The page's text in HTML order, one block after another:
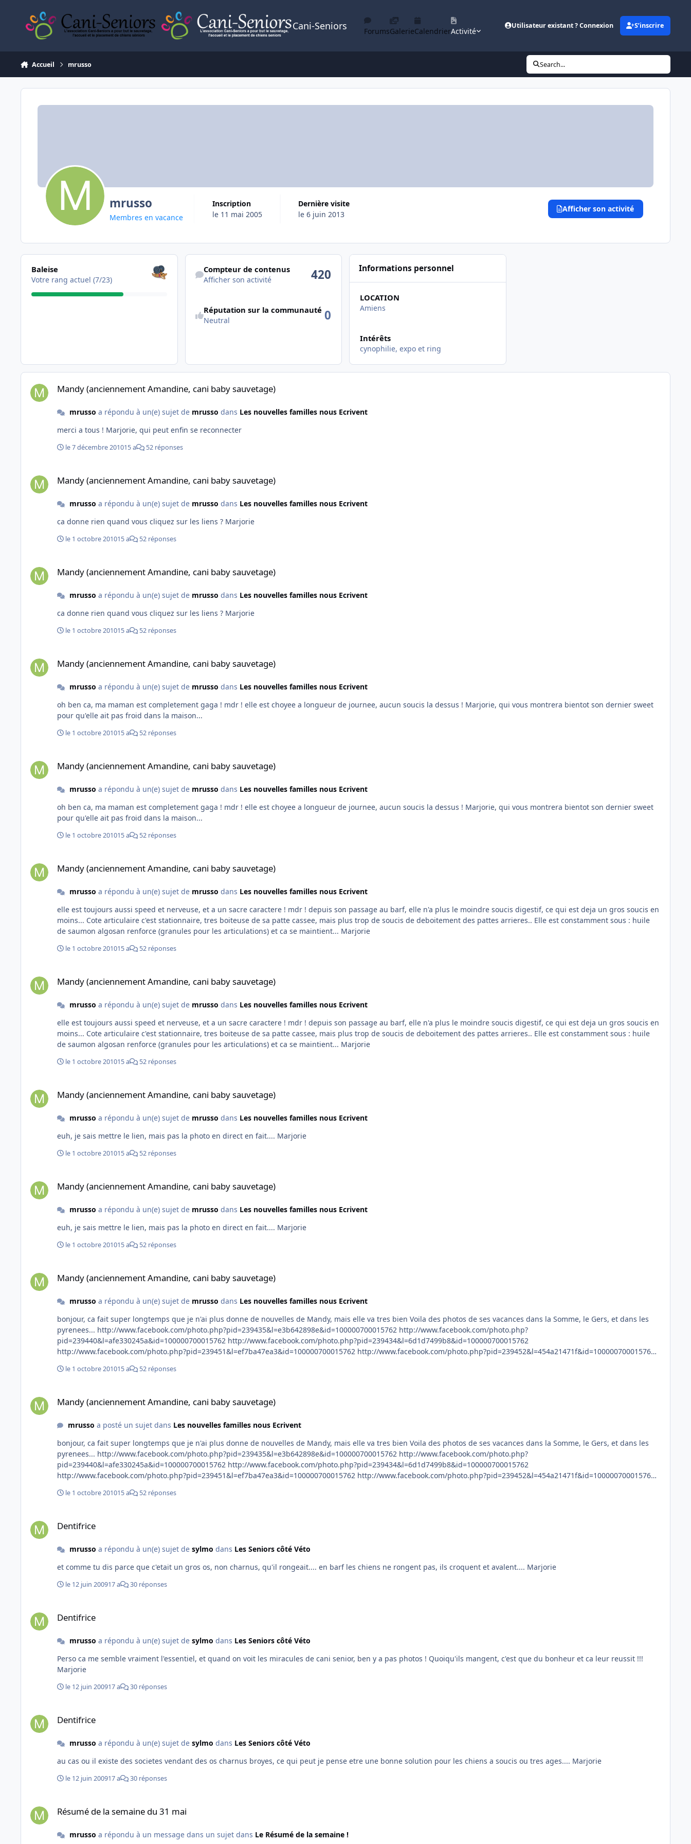
Cani-Seniors ForumsGalerieCalendrierActivité
Utilisateur existant ? Connexion S’inscrire
Accueil mrusso Search...
mrusso
Membres en vacance
Inscription
le 11 mai 2005
Dernière visite
le 6 juin 2013
Afficher son activité
Les voir tous
Baleise
Votre rang actuel (7/23)
Afficher son activité
Compteur de contenus
Afficher son activité 420
Réputation sur la communauté
Neutral 0
Informations personnel
LOCATION
Amiens
Intérêts
cynophilie, expo et ring
Mandy (anciennement Amandine, cani baby sauvetage)
Mandy (anciennement Amandine, cani baby sauvetage)
mrusso a répondu à un(e) sujet de mrusso dans Les nouvelles familles nous Ecrivent
merci a tous ! Marjorie, qui peut enfin se reconnecter
le 7 décembre 201015 a 52 réponses
Mandy (anciennement Amandine, cani baby sauvetage)
mrusso a répondu à un(e) sujet de mrusso dans Les nouvelles familles nous Ecrivent
ca donne rien quand vous cliquez sur les liens ? Marjorie
le 1 octobre 201015 a 52 réponses
Mandy (anciennement Amandine, cani baby sauvetage)
mrusso a répondu à un(e) sujet de mrusso dans Les nouvelles familles nous Ecrivent
ca donne rien quand vous cliquez sur les liens ? Marjorie
le 1 octobre 201015 a 52 réponses
Mandy (anciennement Amandine, cani baby sauvetage)
mrusso a répondu à un(e) sujet de mrusso dans Les nouvelles familles nous Ecrivent
oh ben ca, ma maman est completement gaga ! mdr ! elle est choyee a longueur de journee, aucun soucis la dessus ! Marjorie, qui vous montrera bientot son dernier sweet
pour qu'elle ait pas froid dans la maison...
le 1 octobre 201015 a 52 réponses
Mandy (anciennement Amandine, cani baby sauvetage)
mrusso a répondu à un(e) sujet de mrusso dans Les nouvelles familles nous Ecrivent
oh ben ca, ma maman est completement gaga ! mdr ! elle est choyee a longueur de journee, aucun soucis la dessus ! Marjorie, qui vous montrera bientot son dernier sweet
pour qu'elle ait pas froid dans la maison...
le 1 octobre 201015 a 52 réponses
Mandy (anciennement Amandine, cani baby sauvetage)
mrusso a répondu à un(e) sujet de mrusso dans Les nouvelles familles nous Ecrivent
elle est toujours aussi speed et nerveuse, et a un sacre caractere ! mdr ! depuis son passage au barf, elle n'a plus le moindre soucis digestif, ce qui est deja un gros soucis en
moins... Cote articulaire c'est stationnaire, tres boiteuse de sa patte cassee, mais plus trop de soucis de deboitement des pattes arrieres.. Elle est constamment sous : huile
de saumon algosan renforce (granules pour les articulations) et ca se maintient... Marjorie
le 1 octobre 201015 a 52 réponses
Mandy (anciennement Amandine, cani baby sauvetage)
mrusso a répondu à un(e) sujet de mrusso dans Les nouvelles familles nous Ecrivent
elle est toujours aussi speed et nerveuse, et a un sacre caractere ! mdr ! depuis son passage au barf, elle n'a plus le moindre soucis digestif, ce qui est deja un gros soucis en
moins... Cote articulaire c'est stationnaire, tres boiteuse de sa patte cassee, mais plus trop de soucis de deboitement des pattes arrieres.. Elle est constamment sous : huile
de saumon algosan renforce (granules pour les articulations) et ca se maintient... Marjorie
le 1 octobre 201015 a 52 réponses
Mandy (anciennement Amandine, cani baby sauvetage)
mrusso a répondu à un(e) sujet de mrusso dans Les nouvelles familles nous Ecrivent
euh, je sais mettre le lien, mais pas la photo en direct en fait.... Marjorie
le 1 octobre 201015 a 52 réponses
Mandy (anciennement Amandine, cani baby sauvetage)
mrusso a répondu à un(e) sujet de mrusso dans Les nouvelles familles nous Ecrivent
euh, je sais mettre le lien, mais pas la photo en direct en fait.... Marjorie
le 1 octobre 201015 a 52 réponses
Mandy (anciennement Amandine, cani baby sauvetage)
mrusso a répondu à un(e) sujet de mrusso dans Les nouvelles familles nous Ecrivent
bonjour, ca fait super longtemps que je n'ai plus donne de nouvelles de Mandy, mais elle va tres bien Voila des photos de ses vacances dans la Somme, le Gers, et dans les
pyrenees... http://www.facebook.com/photo.php?pid=239435&l=e3b642898e&id=100000700015762 http://www.facebook.com/photo.php?
pid=239440&l=afe330245a&id=100000700015762 http://www.facebook.com/photo.php?pid=239434&l=6d1d7499b8&id=100000700015762
http://www.facebook.com/photo.php?pid=239451&l=ef7ba47ea3&id=100000700015762 http://www.facebook.com/photo.php?pid=239452&l=454a21471f&id=100000700015762
le 1 octobre 201015 a 52 réponses
Mandy (anciennement Amandine, cani baby sauvetage)
mrusso a posté un sujet dans Les nouvelles familles nous Ecrivent
bonjour, ca fait super longtemps que je n'ai plus donne de nouvelles de Mandy, mais elle va tres bien Voila des photos de ses vacances dans la Somme, le Gers, et dans les
pyrenees... http://www.facebook.com/photo.php?pid=239435&l=e3b642898e&id=100000700015762 http://www.facebook.com/photo.php?
pid=239440&l=afe330245a&id=100000700015762 http://www.facebook.com/photo.php?pid=239434&l=6d1d7499b8&id=100000700015762
http://www.facebook.com/photo.php?pid=239451&l=ef7ba47ea3&id=100000700015762 http://www.facebook.com/photo.php?pid=239452&l=454a21471f&id=100000700015762
le 1 octobre 201015 a 52 réponses
Dentifrice
mrusso a répondu à un(e) sujet de sylmo dans Les Seniors côté Véto
et comme tu dis parce que c'etait un gros os, non charnus, qu'il rongeait.... en barf les chiens ne rongent pas, ils croquent et avalent.... Marjorie
le 12 juin 200917 a 30 réponses
Dentifrice
mrusso a répondu à un(e) sujet de sylmo dans Les Seniors côté Véto
Perso ca me semble vraiment l'essentiel, et quand on voit les miracules de cani senior, ben y a pas photos ! Quoiqu'ils mangent, c'est que du bonheur et ca leur reussit !!!
Marjorie
le 12 juin 200917 a 30 réponses
Dentifrice
mrusso a répondu à un(e) sujet de sylmo dans Les Seniors côté Véto
au cas ou il existe des societes vendant des os charnus broyes, ce qui peut je pense etre une bonne solution pour les chiens a soucis ou tres ages.... Marjorie
le 12 juin 200917 a 30 réponses
Résumé de la semaine du 31 mai
mrusso a répondu à un message dans un sujet dans Le Résumé de la semaine !